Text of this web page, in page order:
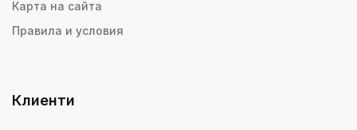
Карта на сайта
Правила и условия
Клиенти